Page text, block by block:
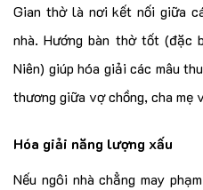
Gian thờ là nơi kết nối giữa
nhà. Hướng bàn thờ tốt (đặc
Niên) giúp hóa giải các mâu
thương giữa vợ chồng, cha mẹ
Hóa giải năng lượng xấu
Nếu ngôi nhà chẳng may